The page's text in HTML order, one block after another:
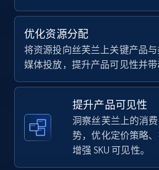
5.6K+
URL, Title, Available,
price, Final price, Discount
优化资源分配
将资源投向丝芙兰上关键产品
媒体投放，提升产品可见性并带
提升产品可见性
洞察丝芙兰上的消
势，优化定价策略
增强 SKU 可见性。